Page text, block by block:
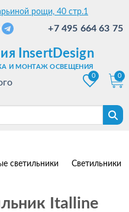
рощи, 40 стр.1
+7 495 664 63 75
InsertDesign
И МОНТАЖ ОСВЕЩЕНИЯ
0
0
светильники Светильники
Italline